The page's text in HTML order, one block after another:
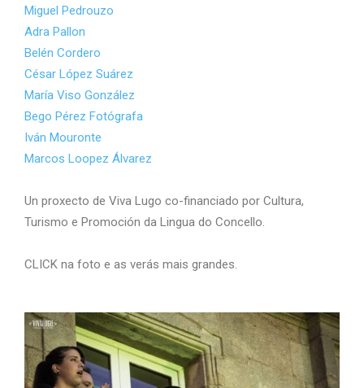
Miguel Pedrouzo
Adra Pallon
Belén Cordero
César López Suárez
María Viso González
Bego Pérez Fotógrafa
Iván Mouronte
Marcos Loopez Álvarez
Un proxecto de Viva Lugo co-financiado por Cultura,
Turismo e Promoción da Lingua do Concello.
CLICK na foto e as verás mais grandes.